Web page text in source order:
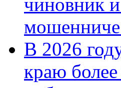
В 2026
краю